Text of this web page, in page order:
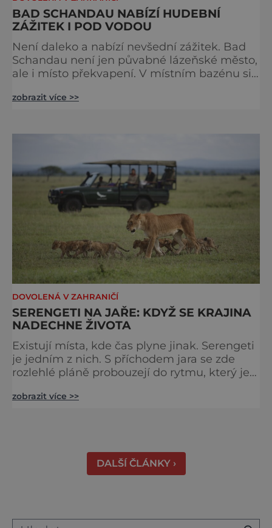
BAD SCHANDAU NABÍZÍ HUDEBNÍ
ZÁŽITEK I POD VODOU
Není daleko a nabízí nevšední zážitek. Bad
Schandau není jen půvabné lázeňské město,
ale i místo překvapení. V místním bazénu si
vodě. Nádherně osvěžující místo leží jen 8
zobrazit více >>
DOVOLENÁ V ZAHRANIČÍ
SERENGETI NA JAŘE: KDYŽ SE KRAJINA
NADECHNE ŽIVOTA
Existují místa, kde čas plyne jinak. Serengeti
je jedním z nich. S příchodem jara se zde
rozlehlé pláně probouzejí do rytmu, který je
tráva svěží a horizont nekonečný. A právě v
shromažďují statisíce zvířat. Více než 1,5
milionu pakoňů, dop
zobrazit více >>
DALŠÍ ČLÁNKY ›